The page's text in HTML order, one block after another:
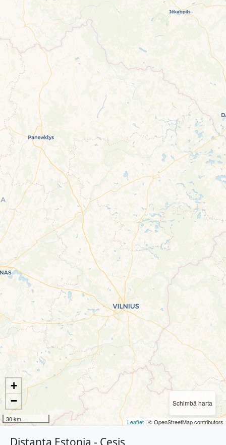
Schimbă harta
+
−
30 km Leaflet | © OpenStreetMap contributors
Distanța Estonia - Cesis